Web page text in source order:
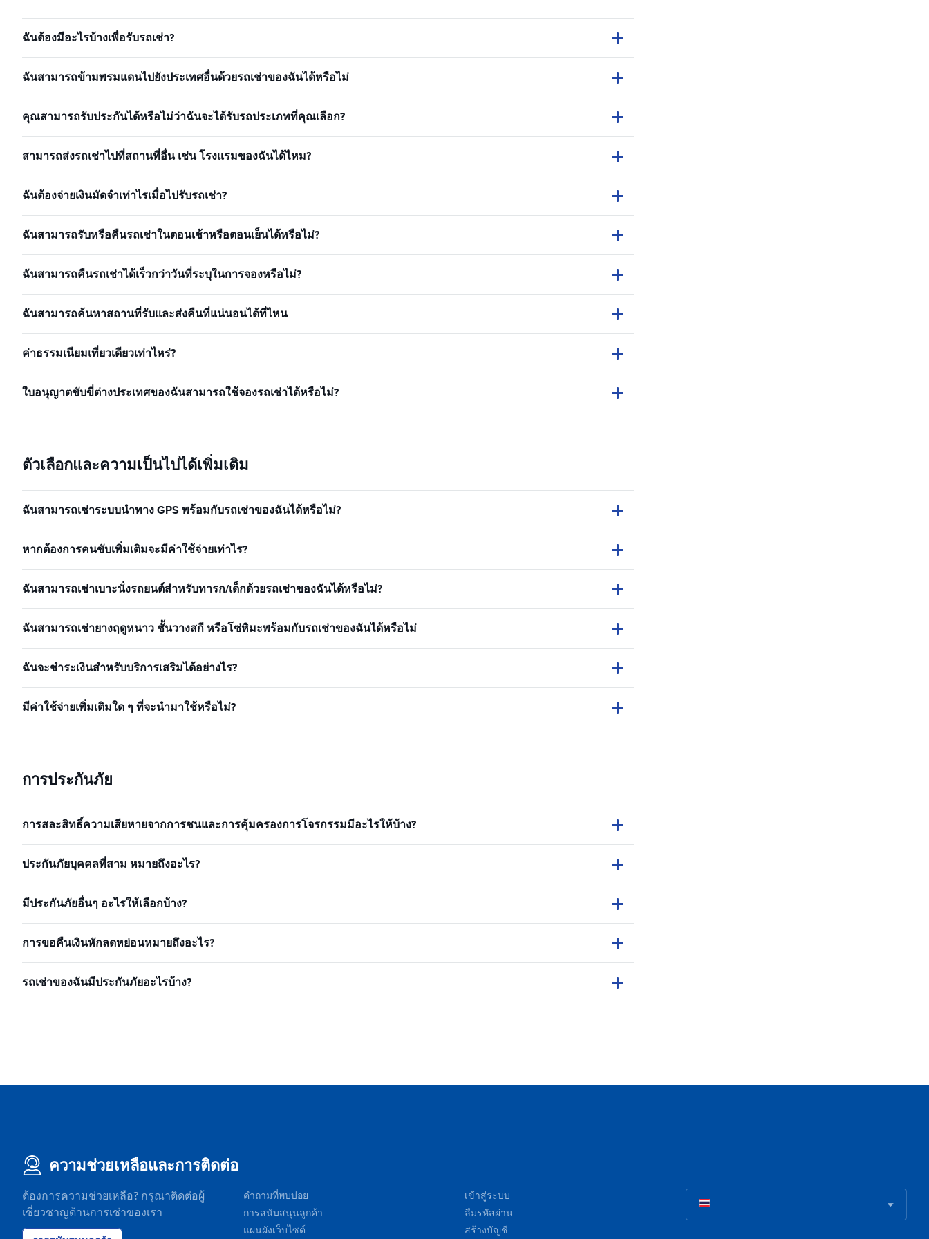
ฉันต้องมีอะไรบ้างเพื่อรับรถเช่า?
ฉันสามารถข้ามพรมแดนไปยังประเทศอื่นด้วยรถเช่าของฉันได้หรือไม่
คุณสามารถรับประกันได้หรือไม่ว่าฉันจะได้รับรถประเภทที่คุณเลือก?
สามารถส่งรถเช่าไปที่สถานที่อื่น เช่น โรงแรมของฉันได้ไหม?
ฉันต้องจ่ายเงินมัดจำเท่าไรเมื่อไปรับรถเช่า?
ฉันสามารถรับหรือคืนรถเช่าในตอนเช้าหรือตอนเย็นได้หรือไม่?
ฉันสามารถคืนรถเช่าได้เร็วกว่าวันที่ระบุในการจองหรือไม่?
ฉันสามารถค้นหาสถานที่รับและส่งคืนที่แน่นอนได้ที่ไหน
ค่าธรรมเนียมเที่ยวเดียวเท่าไหร่?
ใบอนุญาตขับขี่ต่างประเทศของฉันสามารถใช้จองรถเช่าได้หรือไม่?
ตัวเลือกและความเป็นไปได้เพิ่มเติม
ฉันสามารถเช่าระบบนำทาง GPS พร้อมกับรถเช่าของฉันได้หรือไม่?
หากต้องการคนขับเพิ่มเติมจะมีค่าใช้จ่ายเท่าไร?
ฉันสามารถเช่าเบาะนั่งรถยนต์สำหรับทารก/เด็กด้วยรถเช่าของฉันได้หรือไม่?
ฉันสามารถเช่ายางฤดูหนาว ชั้นวางสกี หรือโซ่หิมะพร้อมกับรถเช่าของฉันได้หรือไม่
ฉันจะชำระเงินสำหรับบริการเสริมได้อย่างไร?
มีค่าใช้จ่ายเพิ่มเติมใด ๆ ที่จะนำมาใช้หรือไม่?
การประกันภัย
การสละสิทธิ์ความเสียหายจากการชนและการคุ้มครองการโจรกรรมมีอะไรให้บ้าง?
ประกันภัยบุคคลที่สาม หมายถึงอะไร?
มีประกันภัยอื่นๆ อะไรให้เลือกบ้าง?
การขอคืนเงินหักลดหย่อนหมายถึงอะไร?
รถเช่าของฉันมีประกันภัยอะไรบ้าง?
ความช่วยเหลือและการติดต่อ
ต้องการความช่วยเหลือ? กรุณาติดต่อผู้
เชี่ยวชาญด้านการเช่าของเรา
คำถามที่พบบ่อย
การสนับสนุนลูกค้า
แผนผังเว็บไซต์
เข้าสู่ระบบ
ลืมรหัสผ่าน
สร้างบัญชี